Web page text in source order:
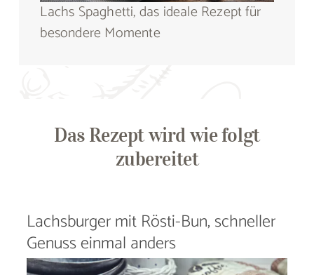
Lachs Spaghetti, das ideale Rezept für
besondere Momente
Das Rezept wird wie folgt
zubereitet
Lachsburger mit Rösti-Bun, schneller
Genuss einmal anders